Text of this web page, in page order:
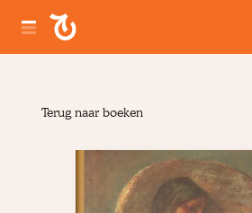
Terug naar boeken